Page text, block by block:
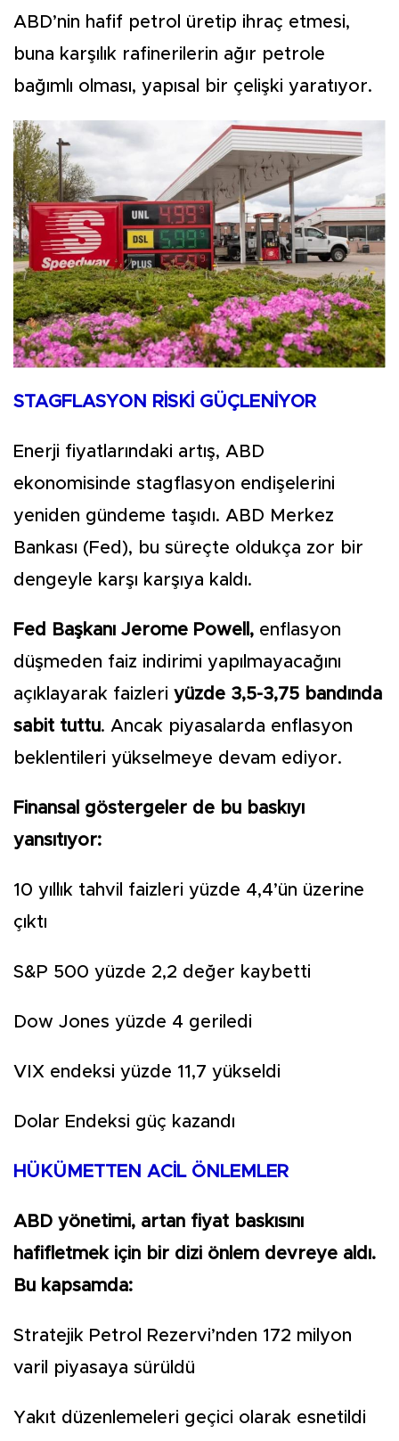
ABD’nin hafif petrol üretip ihraç etmesi,
buna karşılık rafinerilerin ağır petrole
bağımlı olması, yapısal bir çelişki yaratıyor.
STAGFLASYON RİSKİ GÜÇLENİYOR
Enerji fiyatlarındaki artış, ABD
ekonomisinde stagflasyon endişelerini
yeniden gündeme taşıdı. ABD Merkez
Bankası (Fed), bu süreçte oldukça zor bir
dengeyle karşı karşıya kaldı.
Fed Başkanı Jerome Powell, enflasyon
düşmeden faiz indirimi yapılmayacağını
açıklayarak faizleri yüzde 3,5-3,75 bandında
sabit tuttu. Ancak piyasalarda enflasyon
beklentileri yükselmeye devam ediyor.
Finansal göstergeler de bu baskıyı
yansıtıyor:
10 yıllık tahvil faizleri yüzde 4,4’ün üzerine
çıktı
S&P 500 yüzde 2,2 değer kaybetti
Dow Jones yüzde 4 geriledi
VIX endeksi yüzde 11,7 yükseldi
Dolar Endeksi güç kazandı
HÜKÜMETTEN ACİL ÖNLEMLER
ABD yönetimi, artan fiyat baskısını
hafifletmek için bir dizi önlem devreye aldı.
Bu kapsamda:
Stratejik Petrol Rezervi’nden 172 milyon
varil piyasaya sürüldü
Yakıt düzenlemeleri geçici olarak esnetildi